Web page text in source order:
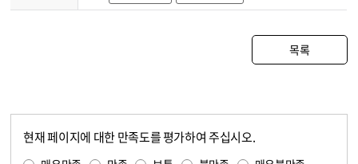
목록
현재 페이지에 대한 만족도를 평가하여 주십시오.